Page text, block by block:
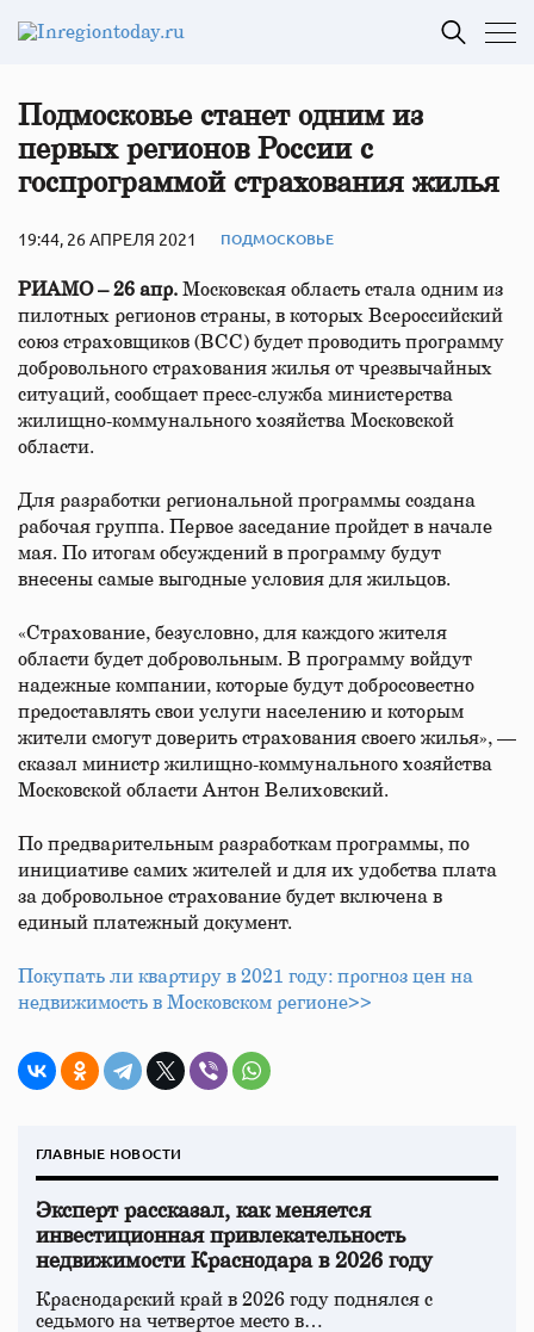
Подмосковье станет одним из
первых регионов России с
госпрограммой страхования жилья
19:44, 26 АПРЕЛЯ 2021 ПОДМОСКОВЬЕ
РИАМО – 26 апр. Московская область стала одним из
пилотных регионов страны, в которых Всероссийский
союз страховщиков (ВСС) будет проводить программу
добровольного страхования жилья от чрезвычайных
ситуаций, сообщает пресс-служба министерства
жилищно-коммунального хозяйства Московской
области.
Для разработки региональной программы создана
рабочая группа. Первое заседание пройдет в начале
мая. По итогам обсуждений в программу будут
внесены самые выгодные условия для жильцов.
«Страхование, безусловно, для каждого жителя
области будет добровольным. В программу войдут
надежные компании, которые будут добросовестно
предоставлять свои услуги населению и которым
жители смогут доверить страхования своего жилья», —
сказал министр жилищно-коммунального хозяйства
Московской области Антон Велиховский.
По предварительным разработкам программы, по
инициативе самих жителей и для их удобства плата
за добровольное страхование будет включена в
единый платежный документ.
Покупать ли квартиру в 2021 году: прогноз цен на
недвижимость в Московском регионе>>
ГЛАВНЫЕ НОВОСТИ
Эксперт рассказал, как меняется
инвестиционная привлекательность
недвижимости Краснодара в 2026 году
Краснодарский край в 2026 году поднялся с
седьмого на четвертое место в…